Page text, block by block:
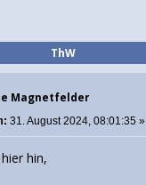
ThW
Magnetfelder
31. August 2024, 08:01:35 »
hin,